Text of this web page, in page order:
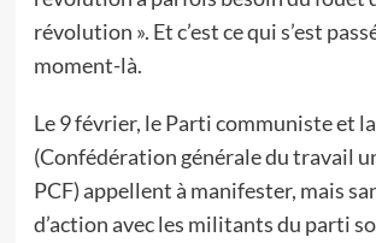
révolution ». Et c’est ce qui s’est
moment-là.
Le 9 février, le Parti communiste et
(Confédération générale du travail
PCF) appellent à manifester, mais
d’action avec les militants du parti